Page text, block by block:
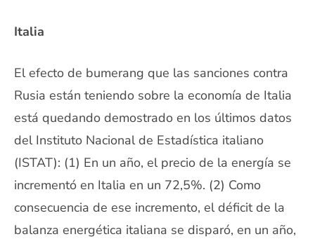
Italia
El efecto de bumerang que las sanciones contra
Rusia están teniendo sobre la economía de Italia
‎está quedando demostrado en los últimos datos
del Instituto Nacional de Estadística ‎italiano
(ISTAT):‎ (1) En un año, el precio de la energía se
incrementó en Italia en un 72,5%.‎ (2) Como
consecuencia de ese incremento, el déficit de la
balanza energética italiana se disparó, en ‎un año,